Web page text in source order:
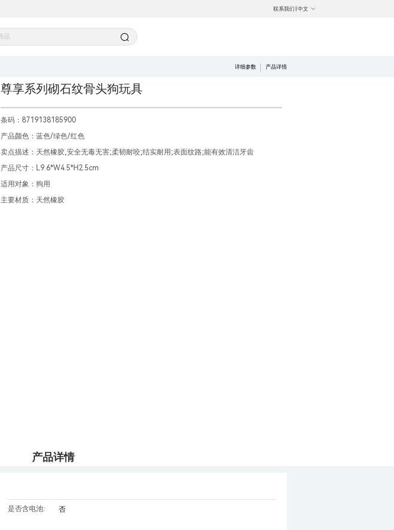
联系我们 |中文
详细参数 产品详情
尊享系列砌石纹骨头狗玩具
条码：8719138185900
产品颜色：蓝色/绿色/红色
卖点描述：天然橡胶,安全无毒无害;柔韧耐咬;结实耐用;表面纹路;能有效清洁牙齿
产品尺寸：L9.6*W4.5*H2.5cm
适用对象：狗用
主要材质：天然橡胶
产品详情
是否含电池:
否